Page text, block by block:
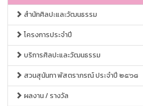
สำนักศิลปะและวัฒนธรรม
โครงการประจำปี
บริการศิลปะและวัฒนธรรม
สวนสุนันทา พัสตราภรณ์ ประจำปี ๒๕๖๘
ผลงาน / รางวัล